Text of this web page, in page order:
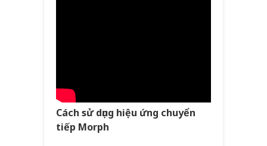
Cách sử dụng hiệu ứng chuyển
tiếp Morph